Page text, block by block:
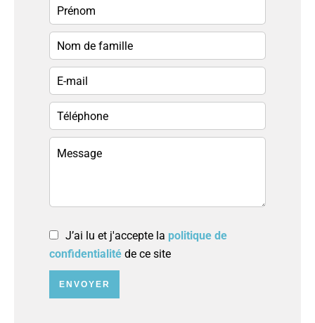
J’ai lu et j'accepte la politique de
confidentialité de ce site
ENVOYER